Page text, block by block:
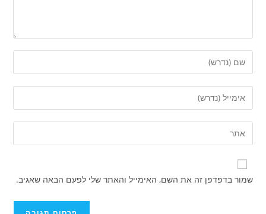
את
השם
שלך
שם
משתמש
כדי
להגיב
את
כתובת
דואר
שלך
כדי
את
כתובת
אתר
שמור בדפדפן זה את השם, האימייל והאתר שלי לפעם הבאה שאגיב.